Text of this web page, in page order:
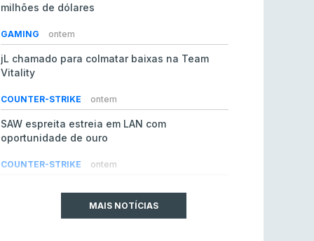
milhões de dólares
GAMING ontem
jL chamado para colmatar baixas na Team
Vitality
COUNTER-STRIKE ontem
SAW espreita estreia em LAN com
oportunidade de ouro
COUNTER-STRIKE ontem
do Counter-Strike 2MAIS NOTÍCIAS